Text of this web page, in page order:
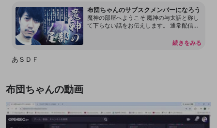
布団ちゃんのサブスクメンバーになろう
魔神の部屋へようこそ 魔神の与太話と称し
て下らない話をお伝えします。 通常配信で
を許可しておりません。 配信内容をリーク
続きをみる
あＳＤＦ
布団ちゃんの動画